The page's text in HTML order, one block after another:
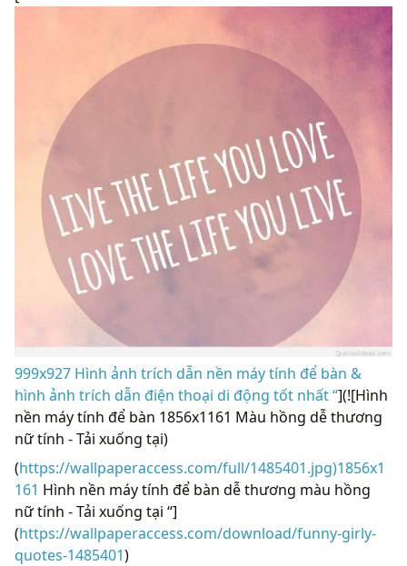
999x927 Hình ảnh trích dẫn nền máy tính để bàn &
hình ảnh trích dẫn điện thoại di động tốt nhất “](![Hình
nền máy tính để bàn 1856x1161 Màu hồng dễ thương
nữ tính - Tải xuống tại)
(https://wallpaperaccess.com/full/1485401.jpg)1856x1
161 Hình nền máy tính để bàn dễ thương màu hồng
nữ tính - Tải xuống tại “]
(https://wallpaperaccess.com/download/funny-girly-
quotes-1485401)